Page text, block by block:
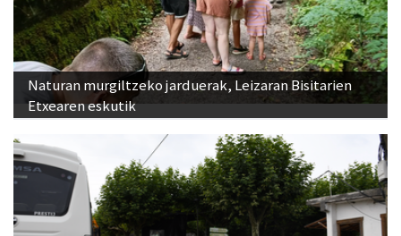
Naturan murgiltzeko jarduerak, Leizaran Bisitarien
Etxearen eskutik